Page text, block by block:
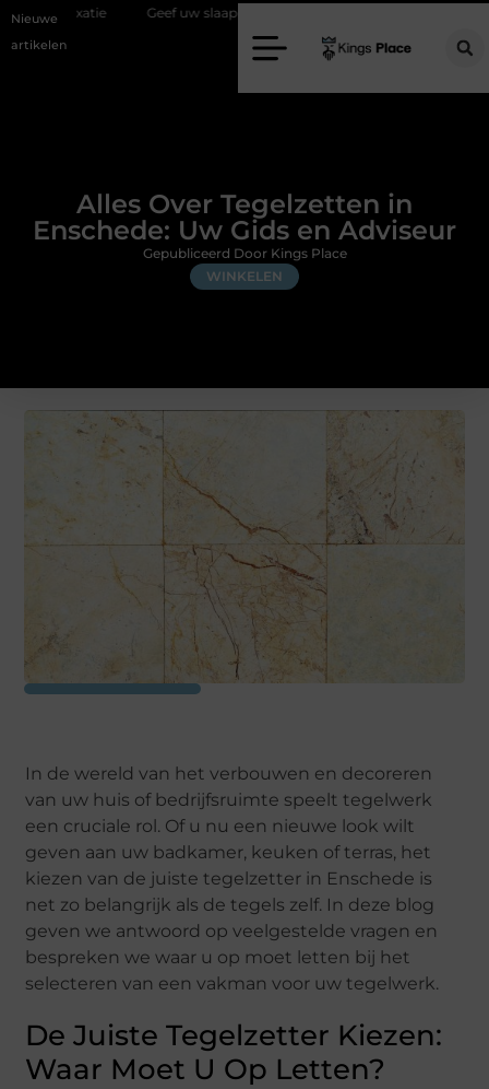
Nieuwe
artikelen
Geef uw slaapkamer een upgrade met interieuradvies Zwolle
Alles Over Tegelzetten in
Enschede: Uw Gids en Adviseur
WINKELEN
Gepubliceerd Door Kings Place
In de wereld van het verbouwen en decoreren
van uw huis of bedrijfsruimte speelt tegelwerk
een cruciale rol. Of u nu een nieuwe look wilt
geven aan uw badkamer, keuken of terras, het
kiezen van de juiste tegelzetter in Enschede is
net zo belangrijk als de tegels zelf. In deze blog
geven we antwoord op veelgestelde vragen en
bespreken we waar u op moet letten bij het
selecteren van een vakman voor uw tegelwerk.
De Juiste Tegelzetter Kiezen:
Waar Moet U Op Letten?